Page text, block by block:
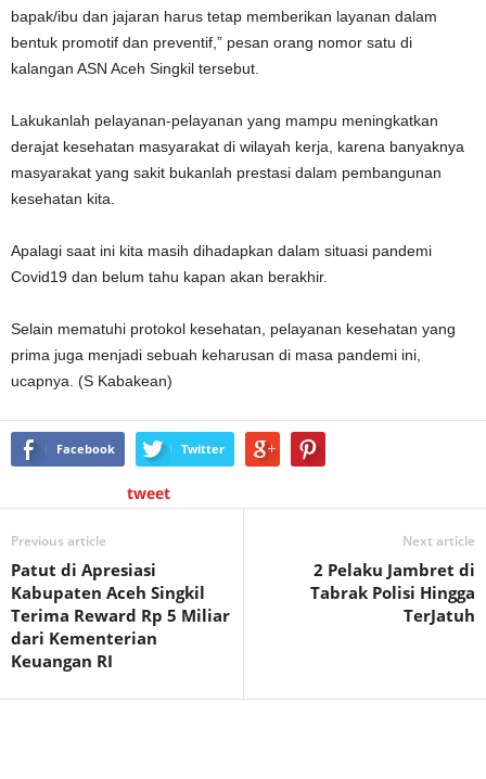
bapak/ibu dan jajaran harus tetap memberikan layanan dalam
bentuk promotif dan preventif,” pesan orang nomor satu di
kalangan ASN Aceh Singkil tersebut.
Lakukanlah pelayanan-pelayanan yang mampu meningkatkan
derajat kesehatan masyarakat di wilayah kerja, karena banyaknya
masyarakat yang sakit bukanlah prestasi dalam pembangunan
kesehatan kita.
Apalagi saat ini kita masih dihadapkan dalam situasi pandemi
Covid19 dan belum tahu kapan akan berakhir.
Selain mematuhi protokol kesehatan, pelayanan kesehatan yang
prima juga menjadi sebuah keharusan di masa pandemi ini,
ucapnya. (S Kabakean)
Facebook Twitter
tweet
Previous article
Patut di Apresiasi
Kabupaten Aceh Singkil
Terima Reward Rp 5 Miliar
dari Kementerian
Keuangan RI
Next article
2 Pelaku Jambret di
Tabrak Polisi Hingga
TerJatuh